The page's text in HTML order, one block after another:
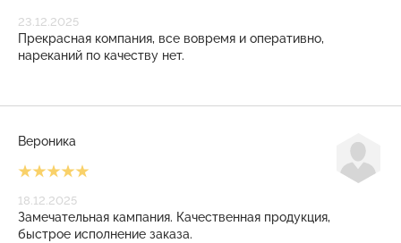
23.12.2025
Прекрасная компания, все вовремя и оперативно,
нареканий по качеству нет.
Вероника
18.12.2025
Замечательная кампания. Качественная продукция,
быстрое исполнение заказа.